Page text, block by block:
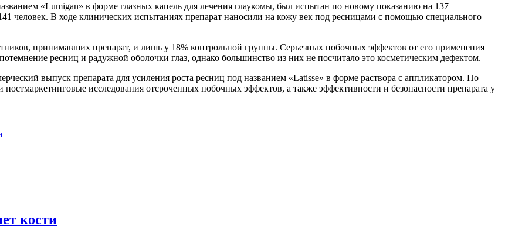
«Lumigan» в форме глазных капель для лечения глаукомы, был испытан по новому показанию на 137
человек. В ходе клинических испытаниях препарат наносили на кожу век под ресницами с помощью специального
принимавших препарат, и лишь у 18% контрольной группы. Серьезных побочных эффектов от его применения
ресниц и радужной оболочки глаз, однако большинство из них не посчитало это косметическим дефектом.
выпуск препарата для усиления роста ресниц под названием «Latisse» в форме раствора с аппликатором. По
исследования отсроченных побочных эффектов, а также эффективности и безопасности препарата у
кости